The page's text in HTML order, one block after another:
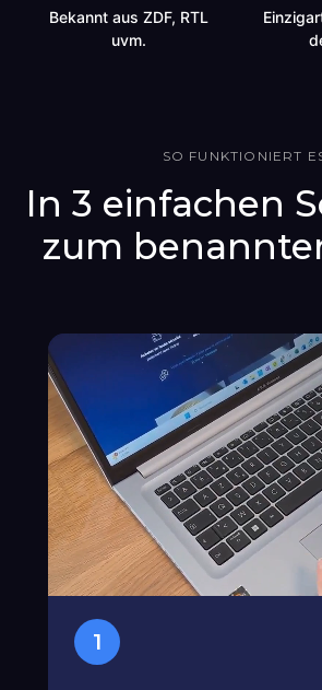
Bekannt aus ZDF, RTL
uvm.
SO FUNKTIONIERT
In 3 einfachen
zum
1